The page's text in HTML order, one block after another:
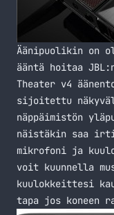
Äänipuolikin on
ääntä hoitaa
Theater v4
sijoitettu
näppäimistön
näistäkin saa
mikrofoni ja
voit kuunnella
kuulokkeittesi
tapa jos koneen